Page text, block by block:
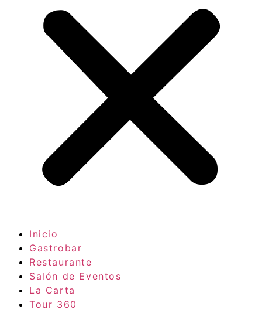
Inicio
Gastrobar
Restaurante
Salón de Eventos
La Carta
Tour 360